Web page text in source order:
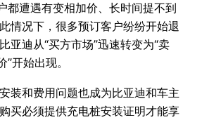
都遭遇有变相加价、长时间提不到
情况下，很多预订客户纷纷开始退
亚迪从“买方市场”迅速转变为“卖
”开始出现。
装和费用问题也成为比亚迪和车主
买必须提供充电桩安装证明才能享